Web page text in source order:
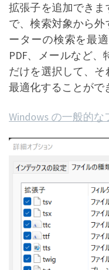
拡張子を追加できま
で、検索対象から
ーターの検索を最
PDF、メールなど
だけを選択して、そ
最適化することがで
Windows の一般的